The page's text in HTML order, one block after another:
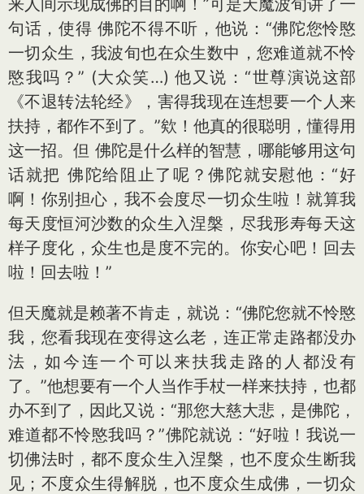
来人间示现成佛的目的啊！”可是天魔波旬讲了一
句话，使得 佛陀不得不听，他说：“佛陀您怜愍
一切众生，我波旬也在众生数中，您难道就不怜
愍我吗？” (大众笑…) 他又说：“世尊演说这部
《不退转法轮经》，害得我现在连想要一个人来
扶持，都作不到了。”欸！他真的很聪明，懂得用
这一招。但 佛陀是什么样的智慧，哪能够用这句
话就把 佛陀给阻止了呢？佛陀就安慰他：“好
啊！你别担心，我不会度尽一切众生啦！就算我
每天度恒河沙数的众生入涅槃，尽我形寿每天这
样子度化，众生也是度不完的。你安心吧！回去
啦！回去啦！”
但天魔就是赖著不肯走，就说：“佛陀您就不怜愍
我，您看我现在变得这么老，连正常走路都没办
法，如今连一个可以来扶我走路的人都没有
了。”他想要有一个人当作手杖一样来扶持，也都
办不到了，因此又说：“那您大慈大悲，是佛陀，
难道都不怜愍我吗？”佛陀就说：“好啦！我说一
切佛法时，都不度众生入涅槃，也不度众生断我
见；不度众生得解脱，也不度众生成佛，一切众